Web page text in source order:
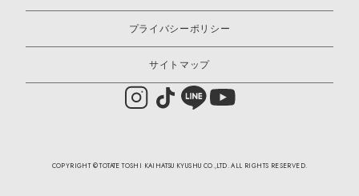
プライバシーポリシー
サイトマップ
COPYRIGHT © TOTATE TOSHI KAIHATSU KYUSHU CO.,LTD. ALL RIGHTS RESERVED.